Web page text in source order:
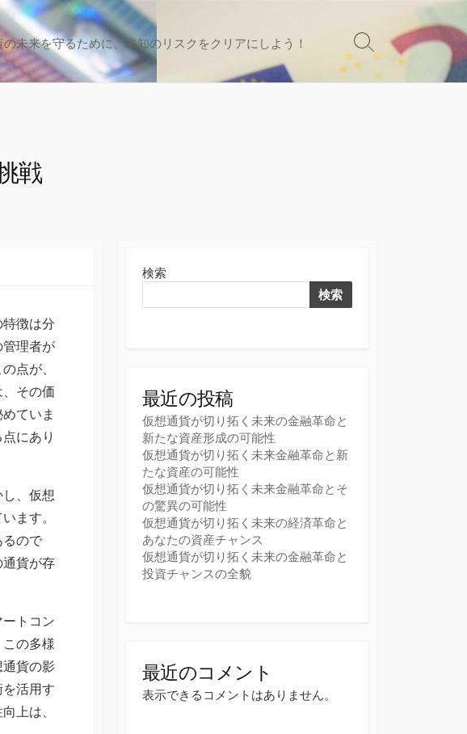
の未来を守るために、未知のリスクをクリアにしよう！
検
切
戦
徴は分
理者が
点が、
その価
ていま
にあり
、仮想
ます。
ので
貨が存
トコン
の多様
貨の影
活用す
上は、
検索
検索
最近の投稿
仮想通貨が切り拓く未来の金融革命と
新たな資産形成の可能性
仮想通貨が切り拓く未来金融革命と新
たな資産の可能性
仮想通貨が切り拓く未来金融革命とそ
の驚異の可能性
仮想通貨が切り拓く未来の経済革命と
あなたの資産チャンス
仮想通貨が切り拓く未来の金融革命と
投資チャンスの全貌
最近のコメント
表示できるコメントはありません。